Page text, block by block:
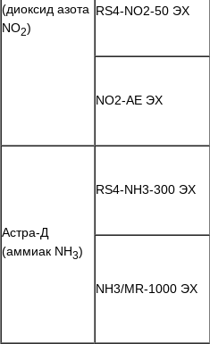
(диоксид азота
NO2)
RS4-NO2-50 ЭХ
NO2-AE ЭХ
Астра-Д
(аммиак NH3)
RS4-NH3-300 ЭХ
NH3/MR-1000 ЭХ